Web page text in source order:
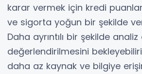
karar vermek için kredi
ve sigorta yoğun bir şekilde
Daha ayrıntılı bir şekilde
değerlendirilmesini
daha az kaynak ve bilgiye